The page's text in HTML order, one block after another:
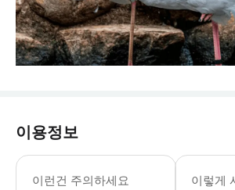
이용정보
이런건 주의하세요
월드 오브
이렇게